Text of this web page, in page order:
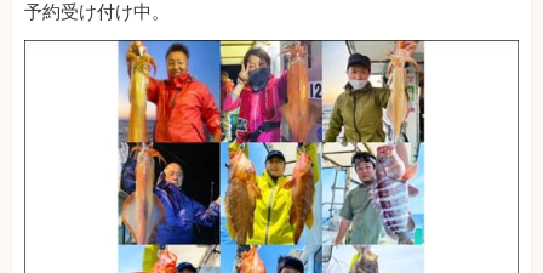
予約受け付け中。